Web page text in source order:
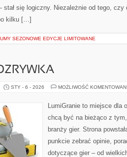
się logiczny. Niezależnie od tego,
kilku […]
SEZONOWE EDYCJE LIMITOWANE
STY - 6 - 2026 MOŻLIWOŚĆ
LumiGranie to miejsce dla
chcą być na bieżąco z
branży gier. Strona
punkcie zebrać opinie,
dotyczące gier – od